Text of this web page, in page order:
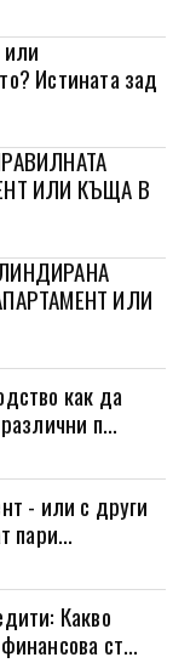
или
Истината зад
ИЛИ КЪЩА В
ИЛИ
как да
п...
- или с други
пари...
Какво
ст...